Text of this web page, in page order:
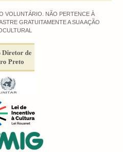
VOLUNTÁRIO. NÃO PERTENCE À
GRATUITAMENTE A SUA AÇÃO